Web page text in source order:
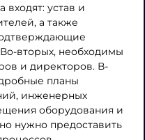
устав и
а также
вторых, необходимы
и директоров. В-
планы
инженерных
оборудования и
нужно предоставить